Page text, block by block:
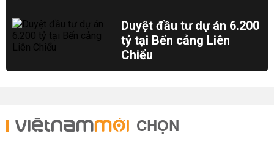
Duyệt đầu tư dự án 6.200
tỷ tại Bến cảng Liên
Chiểu
CHỌN